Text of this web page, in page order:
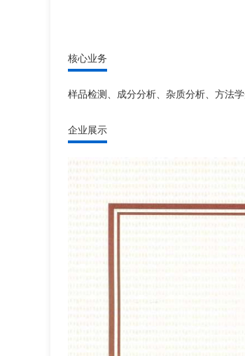
核心业务
样品检测、成分分析、杂质分析、方法
企业展示